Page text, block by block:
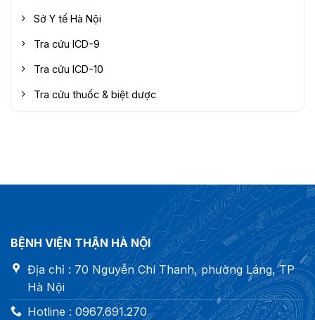
Sở Y tế Hà Nội
Tra cứu ICD-9
Tra cứu ICD-10
Tra cứu thuốc & biệt dược
BỆNH VIỆN THẬN HÀ NỘI
Địa chỉ : 70 Nguyễn Chí Thanh, phường Láng, TP
Hà Nội
Hotline : 0967.691.270